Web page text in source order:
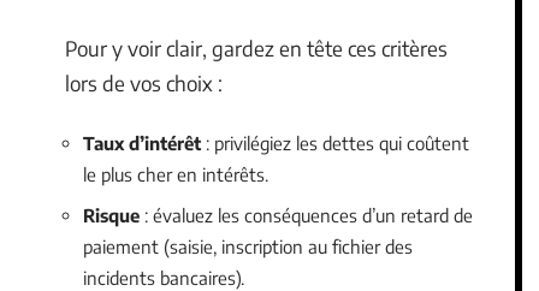
Pour y voir clair, gardez en tête ces critères
lors de vos choix :
Taux d’intérêt : privilégiez les dettes qui coûtent
le plus cher en intérêts.
Risque : évaluez les conséquences d’un retard de
paiement (saisie, inscription au fichier des
incidents bancaires).